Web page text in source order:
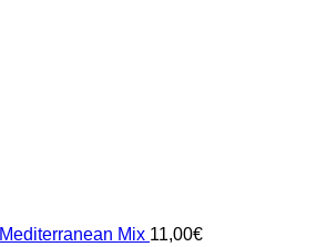
Mediterranean Mix 11,00€